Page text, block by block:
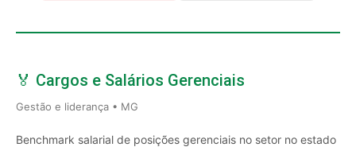
🏅 Cargos e Salários Gerenciais
Gestão e liderança • MG
Benchmark salarial de posições gerenciais no setor no estado